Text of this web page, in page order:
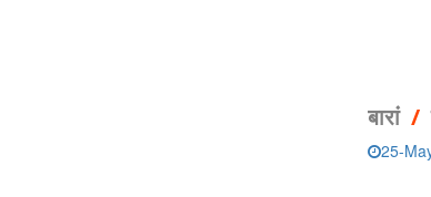
बारां/
25-